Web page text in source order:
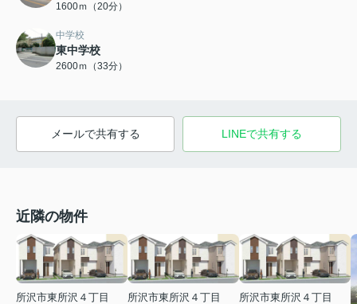
1600ｍ（20分）
中学校
東中学校
2600ｍ（33分）
メールで共有する LINEで共有する
近隣の物件
所沢市東所沢４丁目
所沢市東所沢４丁目
所沢市東所沢４丁目